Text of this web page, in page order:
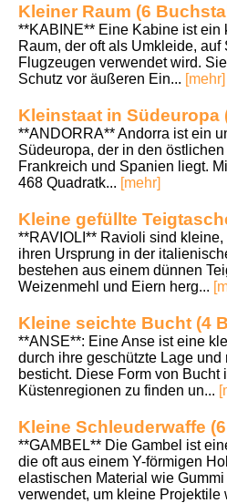
Kleiner Raum (6
**KABINE** Eine Kabine ist ein
Raum, der oft als Umkleide, auf
Flugzeugen verwendet wird.
Schutz vor äußeren Ein... [mehr]
Kleinstaat in Südeuropa
**ANDORRA** Andorra ist ein
Südeuropa, der in den
Frankreich und Spanien liegt.
468 Quadratk... [mehr]
Kleine gefüllte
**RAVIOLI** Ravioli sind
ihren Ursprung in der
bestehen aus einem dünnen
Weizenmehl und Eiern herg...
Kleine seichte Bucht (4
**ANSE**: Eine Anse ist eine
durch ihre geschützte Lage und
besticht. Diese Form von Bucht
Küstenregionen zu finden un...
Kleine Schleuderwaffe
**GAMBEL** Die Gambel ist
die oft aus einem Y-förmigen
elastischen Material wie
verwendet, um kleine Projektile